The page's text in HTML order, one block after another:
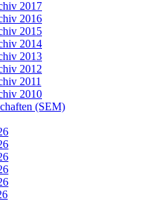
2017
2016
2015
2014
2013
2012
2011
2010
(SEM)